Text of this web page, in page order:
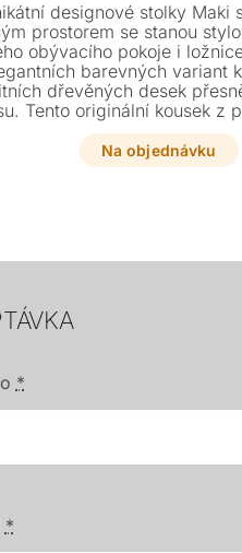
designové stolky Maki
prostorem se stanou
obývacího pokoje i
barevných variant
dřevěných desek
Tento originální kousek z
či dřeva dodá vašemu
šmrnc.
Na objednávku
*
*